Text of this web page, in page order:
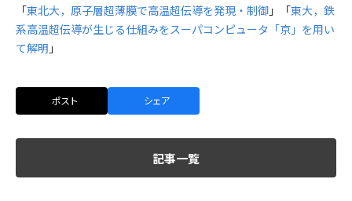
「東北大，原子層超薄膜で高温超伝導を発現・制御 」「東大，鉄
系高温超伝導が生じる仕組みをスーパコンピュータ「京」を用い
て解明 」
ポスト シェア
記事一覧